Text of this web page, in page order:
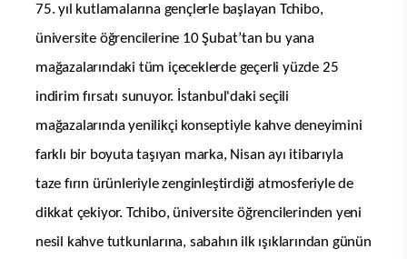
75. yıl kutlamalarına gençlerle başlayan Tchibo,
üniversite öğrencilerine 10 Şubat’tan bu yana
mağazalarındaki tüm içeceklerde geçerli yüzde 25
indirim fırsatı sunuyor. İstanbul'daki seçili
mağazalarında yenilikçi konseptiyle kahve deneyimini
farklı bir boyuta taşıyan marka, Nisan ayı itibarıyla
taze fırın ürünleriyle zenginleştirdiği atmosferiyle de
dikkat çekiyor. Tchibo, üniversite öğrencilerinden yeni
nesil kahve tutkunlarına, sabahın ilk ışıklarından günün